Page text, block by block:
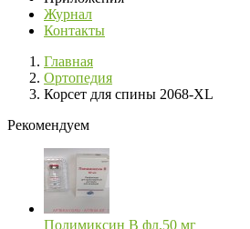
Журнал
Контакты
Главная
Ортопедия
Корсет для спины 2068-XL
Рекомендуем
Полимиксин В фл.50 мг